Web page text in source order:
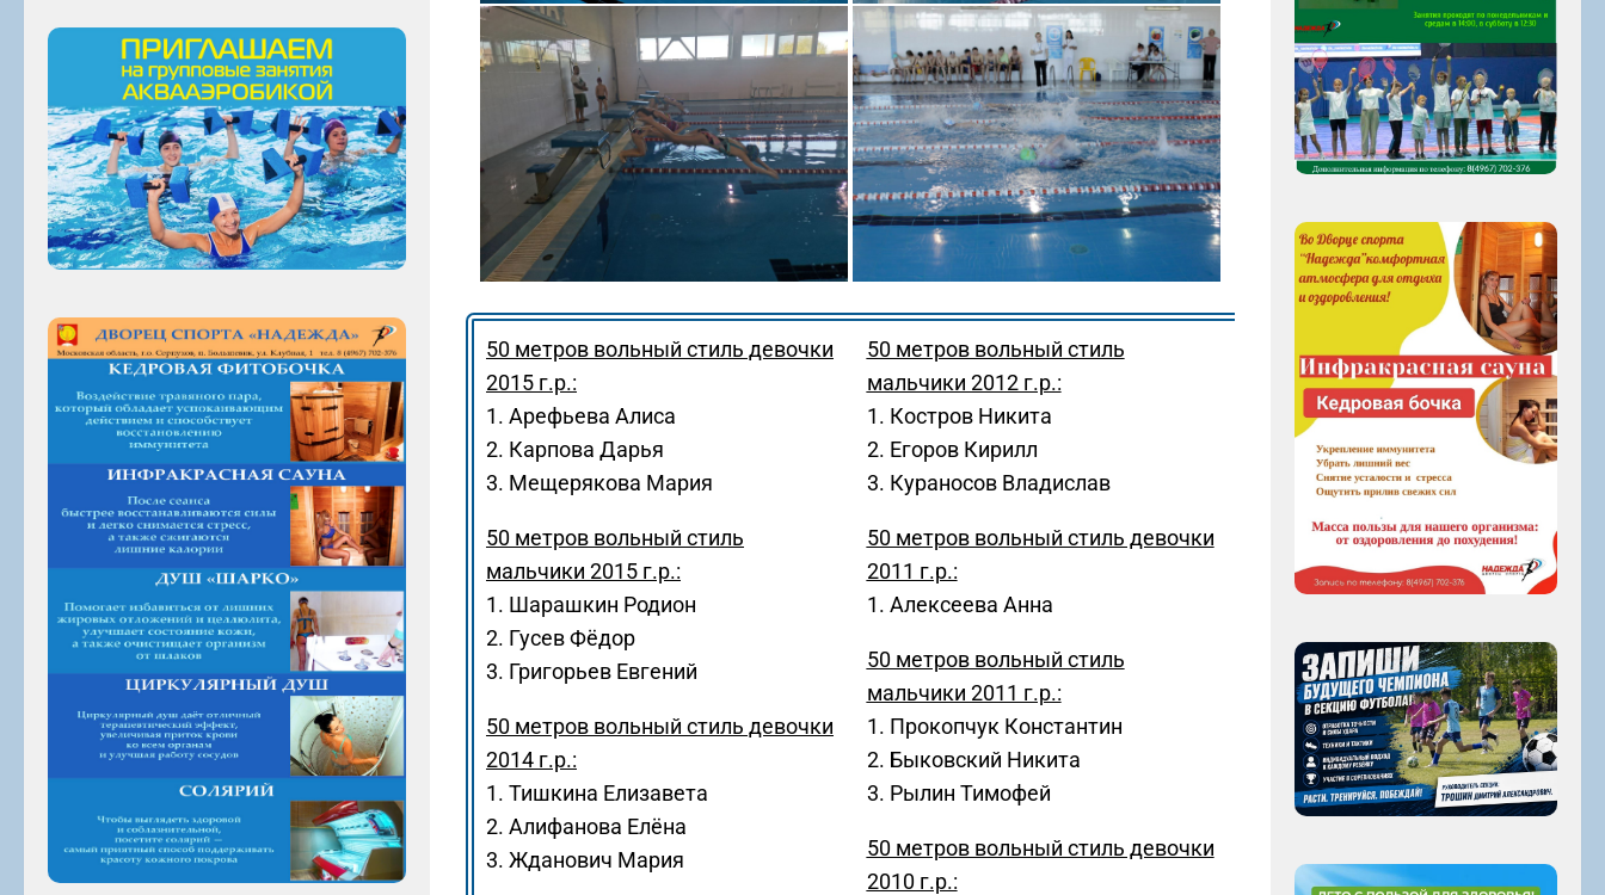
50 метров вольный стиль девочки
2015 г.р.:
1. Арефьева Алиса
2. Карпова Дарья
3. Мещерякова Мария
50 метров вольный стиль
мальчики 2015 г.р.:
1. Шарашкин Родион
2. Гусев Фёдор
3. Григорьев Евгений
50 метров вольный стиль девочки
2014 г.р.:
1. Тишкина Елизавета
2. Алифанова Елёна
3. Жданович Мария
50 метров вольный стиль
мальчики 2012 г.р.:
1. Костров Никита
2. Егоров Кирилл
3. Кураносов Владислав
50 метров вольный стиль девочки
2011 г.р.:
1. Алексеева Анна
50 метров вольный стиль
мальчики 2011 г.р.:
1. Прокопчук Константин
2. Быковский Никита
3. Рылин Тимофей
50 метров вольный стиль девочки
2010 г.р.: